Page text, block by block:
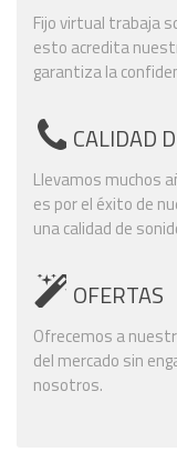
Fijo virtual trabaja
esto acredita
garantiza la
CALIDAD
Llevamos muchos
es por el éxito de
una calidad de
OFERTAS
Ofrecemos a
del mercado sin
nosotros.